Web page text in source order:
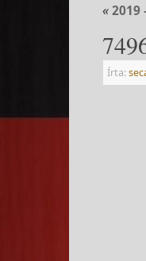
«2019
Írta: